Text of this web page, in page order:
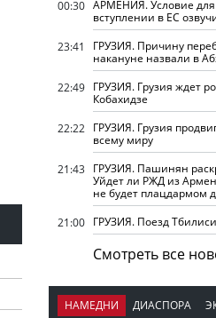
00:30 АРМЕНИЯ. Условие
вступлении в ЕС
23:41
ГРУЗИЯ. Причину
накануне назвали в
22:49 ГРУЗИЯ. Грузия ждет
Кобахидзе
22:22 ГРУЗИЯ. Грузия
всему миру
21:43 ГРУЗИЯ. Пашинян
Уйдет ли РЖД из
не будет плацдармом
21:00 ГРУЗИЯ. Поезд
Смотреть все
НАМЕДНИ ДИАСПОРА